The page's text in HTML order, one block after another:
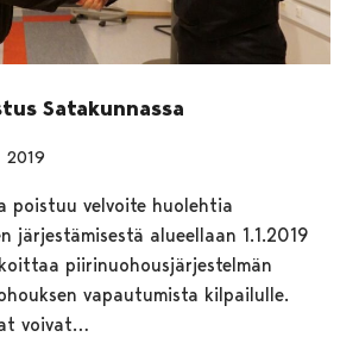
Satakunnassa
poistuu velvoite huolehtia
järjestämisestä alueellaan 1.1.2019
piirinuohousjärjestelmän
vapautumista kilpailulle.
voivat…